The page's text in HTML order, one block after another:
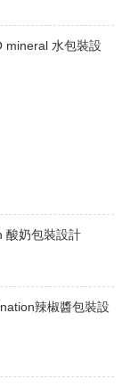
mineral 水包裝設
酸奶包裝設計
辣椒醬包裝設